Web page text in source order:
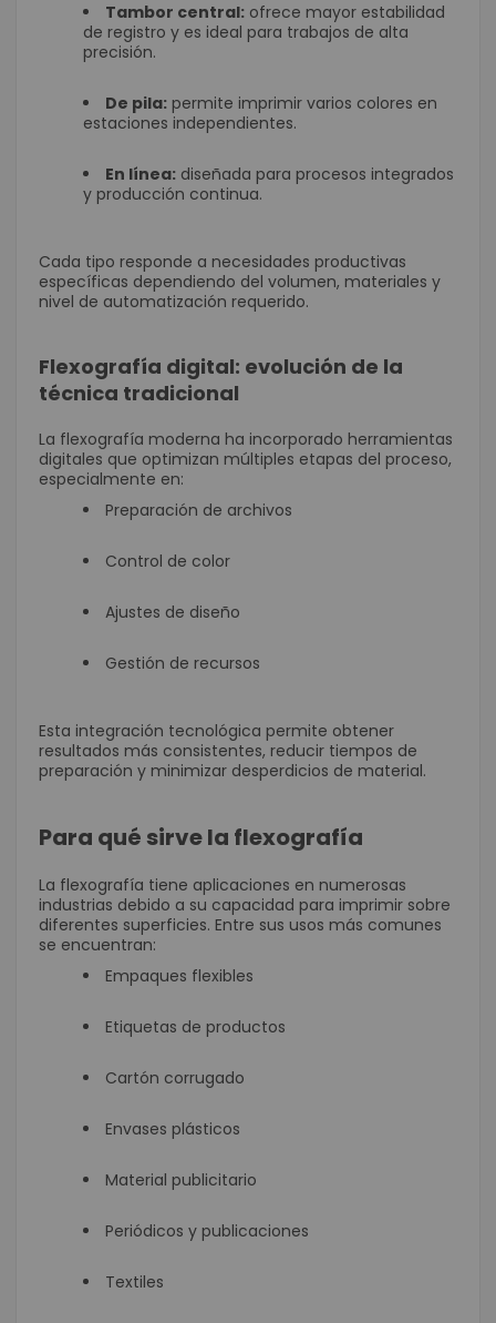
Tambor central: ofrece mayor estabilidad
de registro y es ideal para trabajos de alta
precisión.
De pila: permite imprimir varios colores en
estaciones independientes.
En línea: diseñada para procesos integrados
y producción continua.
Cada tipo responde a necesidades productivas
específicas dependiendo del volumen, materiales y
nivel de automatización requerido.
Flexografía digital: evolución de la
técnica tradicional
La flexografía moderna ha incorporado herramientas
digitales que optimizan múltiples etapas del proceso,
especialmente en:
Preparación de archivos
Control de color
Ajustes de diseño
Gestión de recursos
Esta integración tecnológica permite obtener
resultados más consistentes, reducir tiempos de
preparación y minimizar desperdicios de material.
Para qué sirve la flexografía
La flexografía tiene aplicaciones en numerosas
industrias debido a su capacidad para imprimir sobre
diferentes superficies. Entre sus usos más comunes
se encuentran:
Empaques flexibles
Etiquetas de productos
Cartón corrugado
Envases plásticos
Material publicitario
Periódicos y publicaciones
Textiles